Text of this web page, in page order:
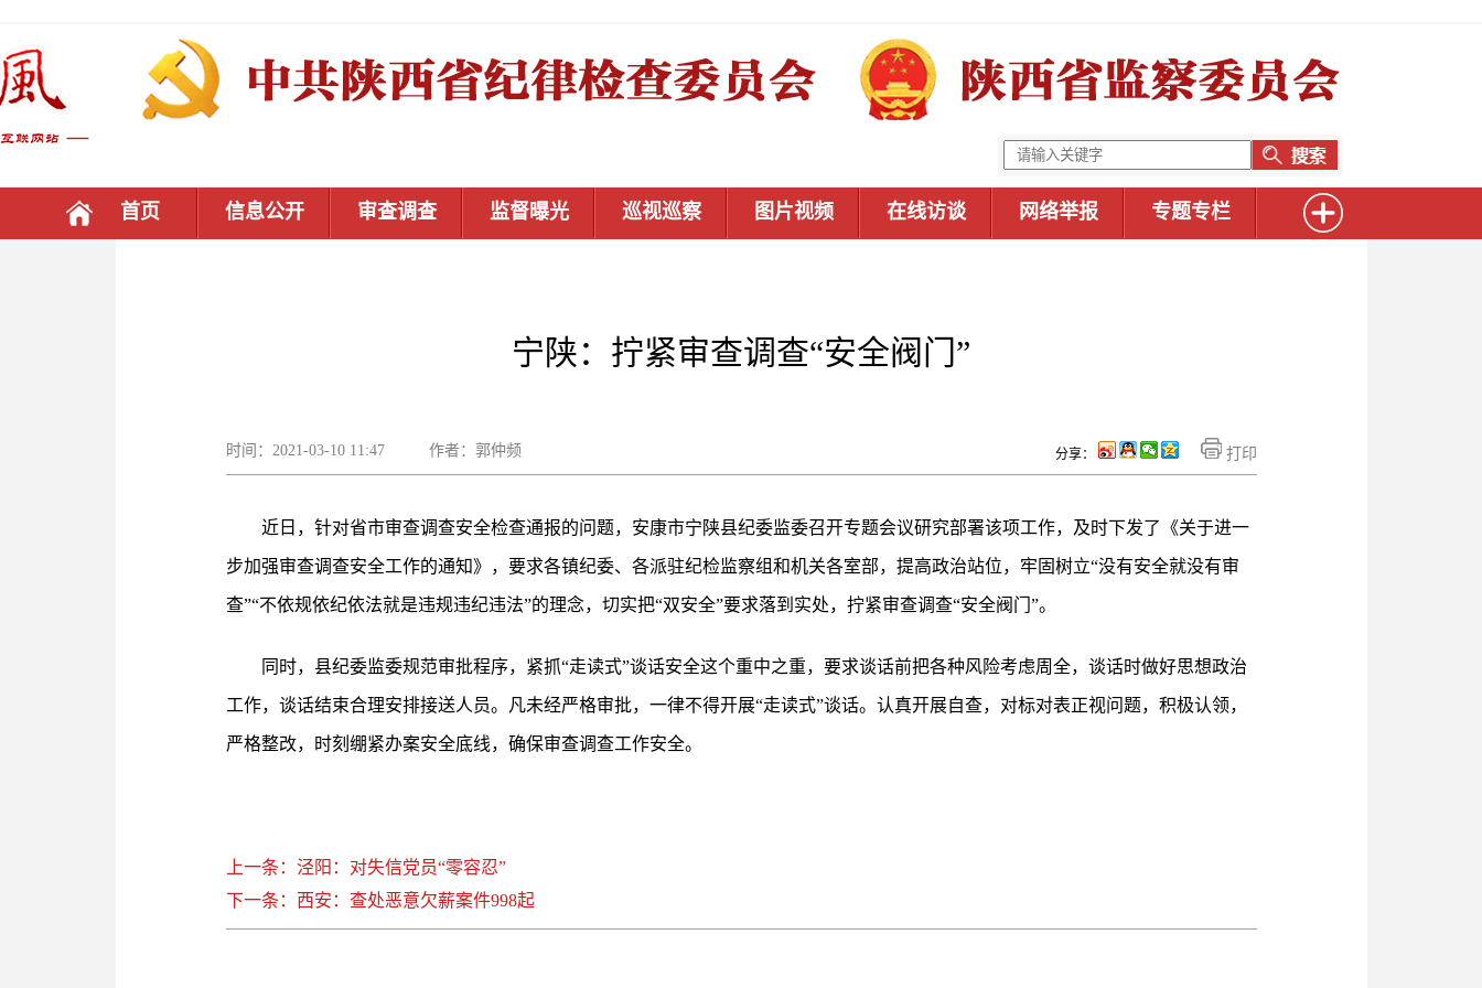
首页 信息公开 审查调查 监督曝光 巡视巡察 图片视频 在线访谈 网络举报 专题专栏
宁陕：拧紧审查调查“安全阀门”
时间：2021-03-10 11:47 作者：郭仲频 打印
分享：
近日，针对省市审查调查安全检查通报的问题，安康市宁陕县纪委监委召开专题会议研究部署该项工作，及时下发了《关于进一
步加强审查调查安全工作的通知》，要求各镇纪委、各派驻纪检监察组和机关各室部，提高政治站位，牢固树立“没有安全就没有审
查”“不依规依纪依法就是违规违纪违法”的理念，切实把“双安全”要求落到实处，拧紧审查调查“安全阀门”。
同时，县纪委监委规范审批程序，紧抓“走读式”谈话安全这个重中之重，要求谈话前把各种风险考虑周全，谈话时做好思想政治
工作，谈话结束合理安排接送人员。凡未经严格审批，一律不得开展“走读式”谈话。认真开展自查，对标对表正视问题，积极认领，
严格整改，时刻绷紧办案安全底线，确保审查调查工作安全。
上一条：泾阳：对失信党员“零容忍”
下一条：西安：查处恶意欠薪案件998起